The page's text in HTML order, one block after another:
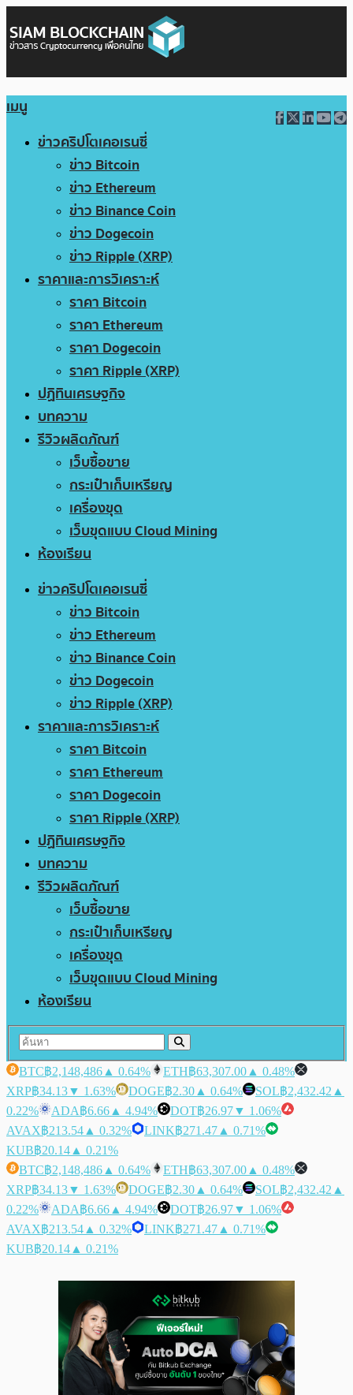
เมนู
ข่าวคริปโตเคอเรนซี่
ข่าว Bitcoin
ข่าว Ethereum
ข่าว Binance Coin
ข่าว Dogecoin
ข่าว Ripple (XRP)
ราคาและการวิเคราะห์
ราคา Bitcoin
ราคา Ethereum
ราคา Dogecoin
ราคา Ripple (XRP)
ปฏิทินเศรษฐกิจ
บทความ
รีวิวผลิตภัณฑ์
เว็บซื้อขาย
กระเป๋าเก็บเหรียญ
เครื่องขุด
เว็บขุดแบบ Cloud Mining
ห้องเรียน
ข่าวคริปโตเคอเรนซี่
ข่าว Bitcoin
ข่าว Ethereum
ข่าว Binance Coin
ข่าว Dogecoin
ข่าว Ripple (XRP)
ราคาและการวิเคราะห์
ราคา Bitcoin
ราคา Ethereum
ราคา Dogecoin
ราคา Ripple (XRP)
ปฏิทินเศรษฐกิจ
บทความ
รีวิวผลิตภัณฑ์
เว็บซื้อขาย
กระเป๋าเก็บเหรียญ
เครื่องขุด
เว็บขุดแบบ Cloud Mining
ห้องเรียน
BTC฿2,148,486 ▲ 0.64% ETH฿63,307.00 ▲ 0.48%
XRP฿34.13▼ 1.63% DOGE฿2.30 ▲ 0.64% SOL฿2,432.42 ▲
0.22%
ADA฿6.66 ▲ 4.94% DOT฿26.97▼ 1.06%
AVAX฿213.54 ▲ 0.32% LINK฿271.47 ▲ 0.71%
KUB฿20.14 ▲ 0.21%
BTC฿2,148,486 ▲ 0.64% ETH฿63,307.00 ▲ 0.48%
XRP฿34.13▼ 1.63% DOGE฿2.30 ▲ 0.64% SOL฿2,432.42 ▲
0.22%
ADA฿6.66 ▲ 4.94% DOT฿26.97▼ 1.06%
AVAX฿213.54 ▲ 0.32% LINK฿271.47 ▲ 0.71%
KUB฿20.14 ▲ 0.21%